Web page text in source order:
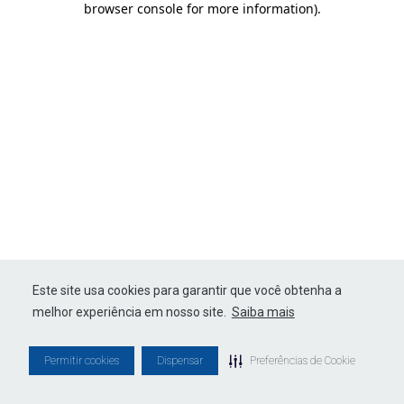
Este site usa cookies para garantir que você obtenha a
melhor experiência em nosso site. Saiba mais
Permitir cookies Dispensar Preferências de Cookie
browser console for more information).